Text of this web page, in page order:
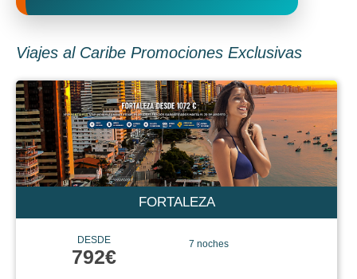
Viajes al Caribe Promociones Exclusivas
FORTALEZA
DESDE
792€
7 noches